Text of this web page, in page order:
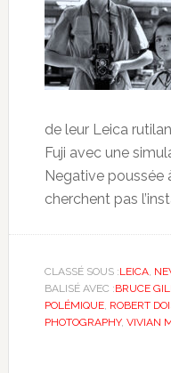
de leur Leica
Fuji avec une
Negative poussée
cherchent pas
CLASSÉ SOUS :LEICA,
BALISÉ AVEC :BRUCE
POLÉMIQUE, ROBERT
PHOTOGRAPHY, VIVIAN